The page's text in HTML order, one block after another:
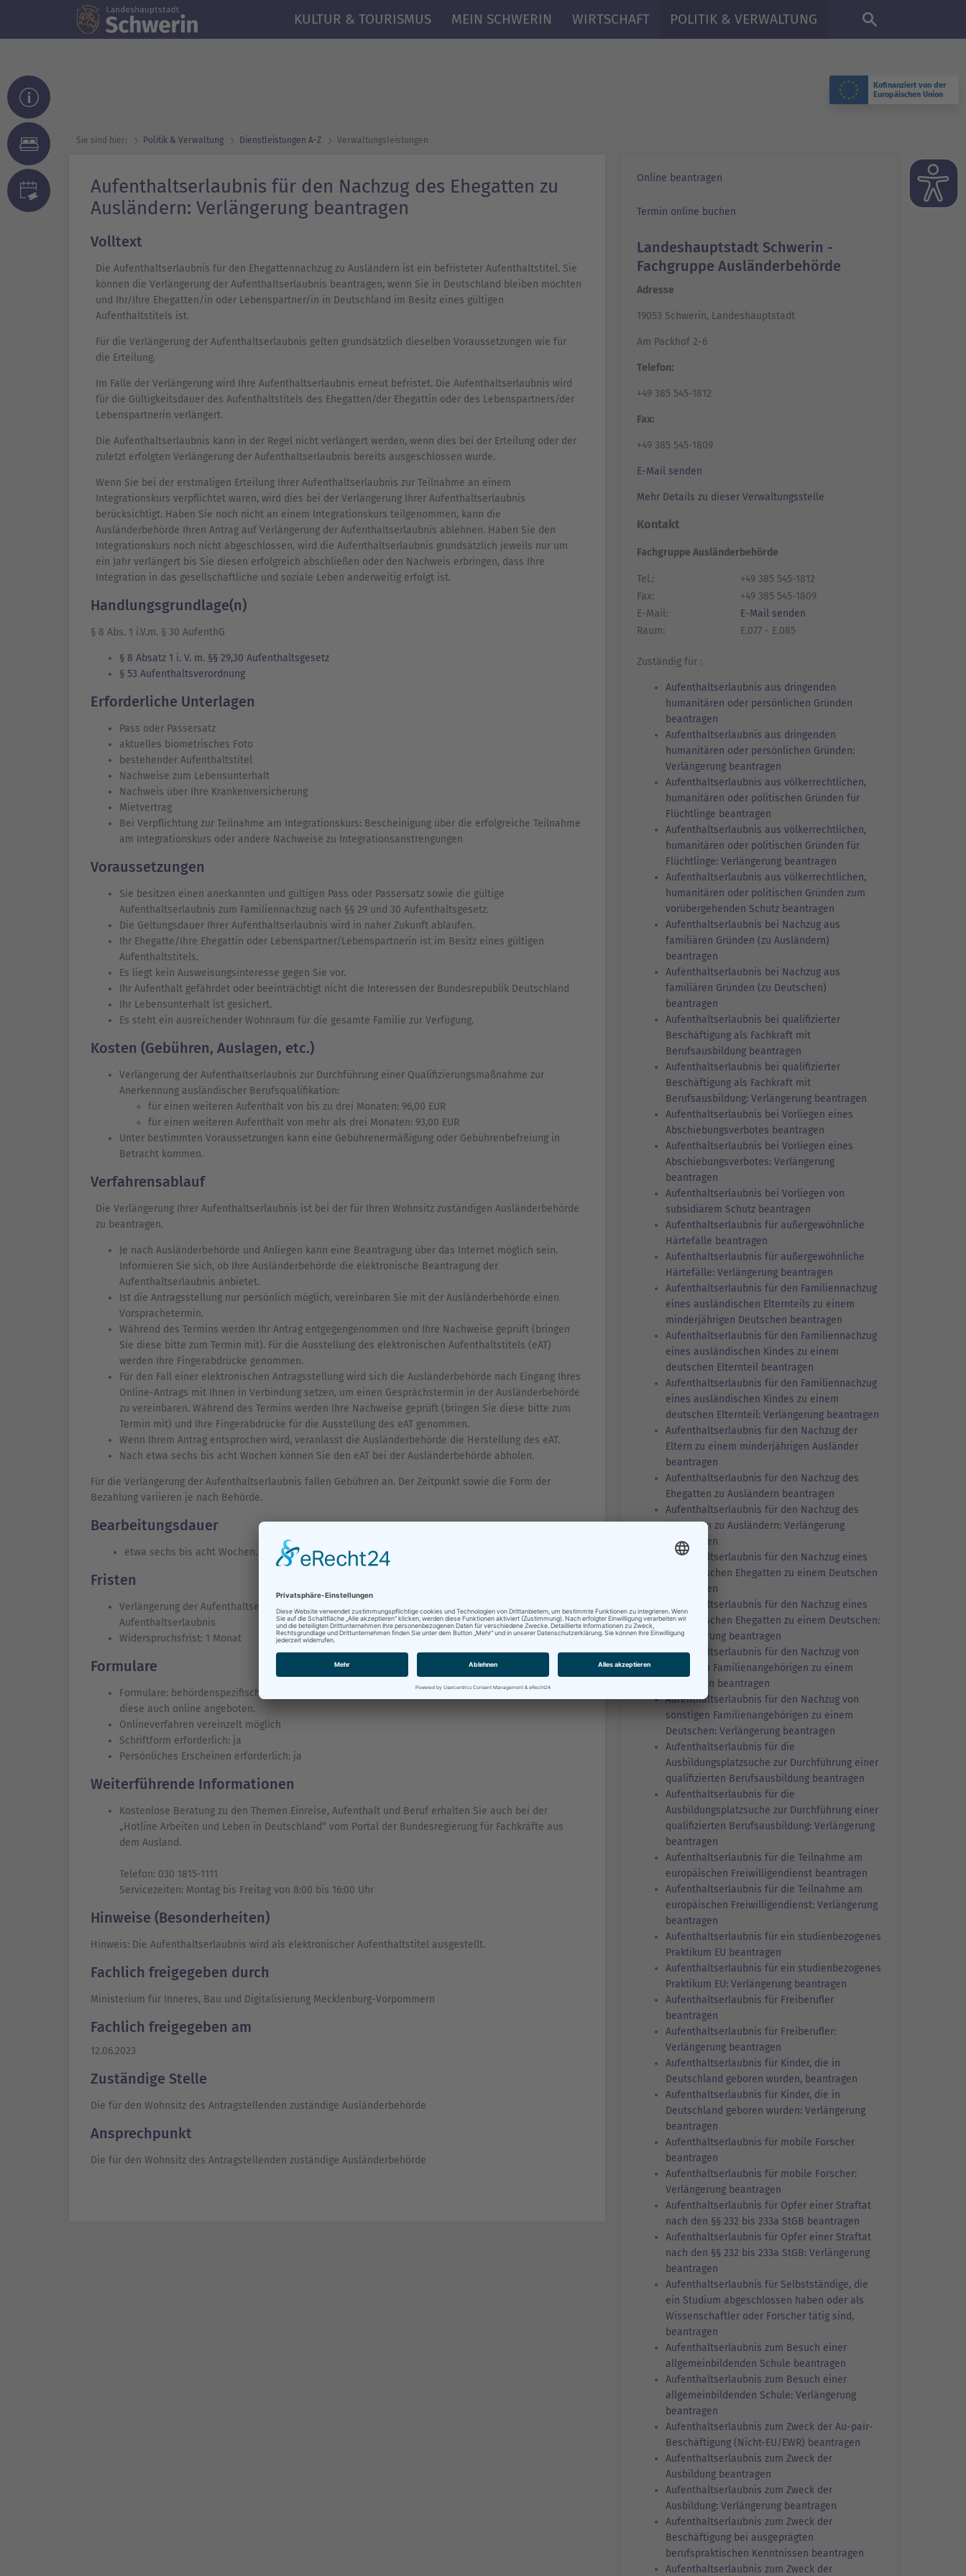
Kofinanziert von der
Europäischen Union
DE
KULTUR & TOURISMUS MEIN SCHWERIN WIRTSCHAFT POLITIK & VERWALTUNG
Sie sind hier: Politik & Verwaltung Dienst­leistungen A-Z Verwaltungsleistungen
Aufenthaltserlaubnis für den Nachzug des Ehegatten zu
Ausländern: Verlängerung beantragen
Volltext
Die Aufenthaltserlaubnis für den Ehegattennachzug zu Ausländern ist ein befristeter Aufenthaltstitel. Sie
können die Verlängerung der Aufenthaltserlaubnis beantragen, wenn Sie in Deutschland bleiben möchten
und Ihr/Ihre Ehegatten/in oder Lebenspartner/in in Deutschland im Besitz eines gültigen
Aufenthaltstitels ist.
Für die Verlängerung der Aufenthaltserlaubnis gelten grundsätzlich dieselben Voraussetzungen wie für
die Erteilung.
Im Falle der Verlängerung wird Ihre Aufenthaltserlaubnis erneut befristet. Die Aufenthaltserlaubnis wird
für die Gültigkeitsdauer des Aufenthaltstitels des Ehegatten/der Ehegattin oder des Lebenspartners/der
Lebenspartnerin verlängert.
Die Aufenthaltserlaubnis kann in der Regel nicht verlängert werden, wenn dies bei der Erteilung oder der
zuletzt erfolgten Verlängerung der Aufenthaltserlaubnis bereits ausgeschlossen wurde.
Wenn Sie bei der erstmaligen Erteilung Ihrer Aufenthaltserlaubnis zur Teilnahme an einem
Integrationskurs verpflichtet waren, wird dies bei der Verlängerung Ihrer Aufenthaltserlaubnis
berücksichtigt. Haben Sie noch nicht an einem Integrationskurs teilgenommen, kann die
Ausländerbehörde Ihren Antrag auf Verlängerung der Aufenthaltserlaubnis ablehnen. Haben Sie den
Integrationskurs noch nicht abgeschlossen, wird die Aufenthaltserlaubnis grundsätzlich jeweils nur um
ein Jahr verlängert bis Sie diesen erfolgreich abschließen oder den Nachweis erbringen, dass Ihre
Integration in das gesellschaftliche und soziale Leben anderweitig erfolgt ist.
Handlungsgrundlage(n)
§ 8 Abs. 1 i.V.m. § 30 AufenthG
§ 8 Absatz 1 i. V. m. §§ 29,30 Aufenthaltsgesetz
§ 53 Aufenthaltsverordnung
Erforderliche Unterlagen
Pass oder Passersatz
aktuelles biometrisches Foto
bestehender Aufenthaltstitel
Nachweise zum Lebensunterhalt
Nachweis über Ihre Krankenversicherung
Mietvertrag
Bei Verpflichtung zur Teilnahme am Integrationskurs: Bescheinigung über die erfolgreiche Teilnahme
am Integrationskurs oder andere Nachweise zu Integrationsanstrengungen
Voraussetzungen
Sie besitzen einen anerkannten und gültigen Pass oder Passersatz sowie die gültige
Aufenthaltserlaubnis zum Familiennachzug nach §§ 29 und 30 Aufenthaltsgesetz.
Die Geltungsdauer Ihrer Aufenthaltserlaubnis wird in naher Zukunft ablaufen.
Ihr Ehegatte/Ihre Ehegattin oder Lebenspartner/Lebenspartnerin ist im Besitz eines gültigen
Aufenthaltstitels.
Es liegt kein Ausweisungsinteresse gegen Sie vor.
Ihr Aufenthalt gefährdet oder beeinträchtigt nicht die Interessen der Bundesrepublik Deutschland
Ihr Lebensunterhalt ist gesichert.
Es steht ein ausreichender Wohnraum für die gesamte Familie zur Verfügung.
Kosten (Gebühren, Auslagen, etc.)
Verlängerung der Aufenthaltserlaubnis zur Durchführung einer Qualifizierungsmaßnahme zur
Anerkennung ausländischer Berufsqualifikation:
für einen weiteren Aufenthalt von bis zu drei Monaten: 96,00 EUR
für einen weiteren Aufenthalt von mehr als drei Monaten: 93,00 EUR
Unter bestimmten Voraussetzungen kann eine Gebührenermäßigung oder Gebührenbefreiung in
Betracht kommen.
Verfahrensablauf
Die Verlängerung Ihrer Aufenthaltserlaubnis ist bei der für Ihren Wohnsitz zuständigen Ausländerbehörde
zu beantragen.
Je nach Ausländerbehörde und Anliegen kann eine Beantragung über das Internet möglich sein.
Informieren Sie sich, ob Ihre Ausländerbehörde die elektronische Beantragung der
Aufenthaltserlaubnis anbietet.
Ist die Antragsstellung nur persönlich möglich, vereinbaren Sie mit der Ausländerbehörde einen
Vorsprachetermin.
Während des Termins werden Ihr Antrag entgegengenommen und Ihre Nachweise geprüft (bringen
Sie diese bitte zum Termin mit). Für die Ausstellung des elektronischen Aufenthaltstitels (eAT)
werden Ihre Fingerabdrücke genommen.
Für den Fall einer elektronischen Antragsstellung wird sich die Ausländerbehörde nach Eingang Ihres
Online-Antrags mit Ihnen in Verbindung setzen, um einen Gesprächstermin in der Ausländerbehörde
zu vereinbaren. Während des Termins werden Ihre Nachweise geprüft (bringen Sie diese bitte zum
Termin mit) und Ihre Fingerabdrücke für die Ausstellung des eAT genommen.
Wenn Ihrem Antrag entsprochen wird, veranlasst die Ausländerbehörde die Herstellung des eAT.
Nach etwa sechs bis acht Wochen können Sie den eAT bei der Ausländerbehörde abholen.
Für die Verlängerung der Aufenthaltserlaubnis fallen Gebühren an. Der Zeitpunkt sowie die Form der
Bezahlung variieren je nach Behörde.
Bearbeitungsdauer
etwa sechs bis acht Wochen.
Fristen
Verlängerung der Aufenthaltserlaubnis: spätestens acht Wochen vor Ablauf Ihrer noch gültigen
Aufenthaltserlaubnis
Widerspruchsfrist: 1 Monat
Formulare
Formulare: behördenspezifische Formulare erhalten Sie bei Ihrer Ausländerbehörde, ggf. werden
diese auch online angeboten.
Onlineverfahren vereinzelt möglich
Schriftform erforderlich: ja
Persönliches Erscheinen erforderlich: ja
Weiterführende Informationen
Kostenlose Beratung zu den Themen Einreise, Aufenthalt und Beruf erhalten Sie auch bei der
„Hotline Arbeiten und Leben in Deutschland“ vom Portal der Bundesregierung für Fachkräfte aus
dem Ausland.
Telefon: 030 1815-1111
Servicezeiten: Montag bis Freitag von 8:00 bis 16:00 Uhr
Hinweise (Besonderheiten)
Hinweis: Die Aufenthaltserlaubnis wird als elektronischer Aufenthaltstitel ausgestellt.
Fachlich freigegeben durch
Ministerium für Inneres, Bau und Digitalisierung Mecklenburg-Vorpommern
Fachlich freigegeben am
12.06.2023
Zuständige Stelle
Die für den Wohnsitz des Antragstellenden zuständige Ausländerbehörde
Ansprechpunkt
Die für den Wohnsitz des Antragstellenden zuständige Ausländerbehörde
Online beantragen
Termin online buchen
Landeshauptstadt Schwerin -
Fachgruppe Ausländerbehörde
Adresse
19053 Schwerin, Landeshauptstadt
Am Packhof 2-6
Telefon:
+49 385 545-1812
Fax:
+49 385 545-1809
E-Mail senden
Mehr Details zu dieser Verwaltungsstelle
Kontakt
Fachgruppe Ausländerbehörde
Tel.:
+49 385 545-1812
Fax:
+49 385 545-1809
E-Mail:
E-Mail senden
Raum:
E.077 - E.085
Zuständig für :
Aufenthaltserlaubnis aus dringenden
humanitären oder persönlichen Gründen
beantragen
Aufenthaltserlaubnis aus dringenden
humanitären oder persönlichen Gründen:
Verlängerung beantragen
Aufenthaltserlaubnis aus völkerrechtlichen,
humanitären oder politischen Gründen für
Flüchtlinge beantragen
Aufenthaltserlaubnis aus völkerrechtlichen,
humanitären oder politischen Gründen für
Flüchtlinge: Verlängerung beantragen
Aufenthaltserlaubnis aus völkerrechtlichen,
humanitären oder politischen Gründen zum
vorübergehenden Schutz beantragen
Aufenthaltserlaubnis bei Nachzug aus
familiären Gründen (zu Ausländern)
beantragen
Aufenthaltserlaubnis bei Nachzug aus
familiären Gründen (zu Deutschen)
beantragen
Aufenthaltserlaubnis bei qualifizierter
Beschäftigung als Fachkraft mit
Berufsausbildung beantragen
Aufenthaltserlaubnis bei qualifizierter
Beschäftigung als Fachkraft mit
Berufsausbildung: Verlängerung beantragen
Aufenthaltserlaubnis bei Vorliegen eines
Abschiebungsverbotes beantragen
Aufenthaltserlaubnis bei Vorliegen eines
Abschiebungsverbotes: Verlängerung
beantragen
Aufenthaltserlaubnis bei Vorliegen von
subsidiärem Schutz beantragen
Aufenthaltserlaubnis für außergewöhnliche
Härtefälle beantragen
Aufenthaltserlaubnis für außergewöhnliche
Härtefälle: Verlängerung beantragen
Aufenthaltserlaubnis für den Familiennachzug
eines ausländischen Elternteils zu einem
minderjährigen Deutschen beantragen
Aufenthaltserlaubnis für den Familiennachzug
eines ausländischen Kindes zu einem
deutschen Elternteil beantragen
Aufenthaltserlaubnis für den Familiennachzug
eines ausländischen Kindes zu einem
deutschen Elternteil: Verlängerung beantragen
Aufenthaltserlaubnis für den Nachzug der
Eltern zu einem minderjährigen Ausländer
beantragen
Aufenthaltserlaubnis für den Nachzug des
Ehegatten zu Ausländern beantragen
Aufenthaltserlaubnis für den Nachzug des
Ehegatten zu Ausländern: Verlängerung
beantragen
Aufenthaltserlaubnis für den Nachzug eines
ausländischen Ehegatten zu einem Deutschen
beantragen
Aufenthaltserlaubnis für den Nachzug eines
ausländischen Ehegatten zu einem Deutschen:
Verlängerung beantragen
Aufenthaltserlaubnis für den Nachzug von
sonstigen Familienangehörigen zu einem
Deutschen beantragen
Aufenthaltserlaubnis für den Nachzug von
sonstigen Familienangehörigen zu einem
Deutschen: Verlängerung beantragen
Aufenthaltserlaubnis für die
Ausbildungsplatzsuche zur Durchführung einer
qualifizierten Berufsausbildung beantragen
Aufenthaltserlaubnis für die
Ausbildungsplatzsuche zur Durchführung einer
qualifizierten Berufsausbildung: Verlängerung
beantragen
Aufenthaltserlaubnis für die Teilnahme am
europäischen Freiwilligendienst beantragen
Aufenthaltserlaubnis für die Teilnahme am
europäischen Freiwilligendienst: Verlängerung
beantragen
Aufenthaltserlaubnis für ein studienbezogenes
Praktikum EU beantragen
Aufenthaltserlaubnis für ein studienbezogenes
Praktikum EU: Verlängerung beantragen
Aufenthaltserlaubnis für Freiberufler
beantragen
Aufenthaltserlaubnis für Freiberufler:
Verlängerung beantragen
Aufenthaltserlaubnis für Kinder, die in
Deutschland geboren wurden, beantragen
Aufenthaltserlaubnis für Kinder, die in
Deutschland geboren wurden: Verlängerung
beantragen
Aufenthaltserlaubnis für mobile Forscher
beantragen
Aufenthaltserlaubnis für mobile Forscher:
Verlängerung beantragen
Aufenthaltserlaubnis für Opfer einer Straftat
nach den §§ 232 bis 233a StGB beantragen
Aufenthaltserlaubnis für Opfer einer Straftat
nach den §§ 232 bis 233a StGB: Verlängerung
beantragen
Aufenthaltserlaubnis für Selbstständige, die
ein Studium abgeschlossen haben oder als
Wissenschaftler oder Forscher tätig sind,
beantragen
Aufenthaltserlaubnis zum Besuch einer
allgemeinbildenden Schule beantragen
Aufenthaltserlaubnis zum Besuch einer
allgemeinbildenden Schule: Verlängerung
beantragen
Aufenthaltserlaubnis zum Zweck der Au-pair-
Beschäftigung (Nicht-EU/EWR) beantragen
Aufenthaltserlaubnis zum Zweck der
Ausbildung beantragen
Aufenthaltserlaubnis zum Zweck der
Ausbildung: Verlängerung beantragen
Aufenthaltserlaubnis zum Zweck der
Beschäftigung bei ausgeprägten
berufspraktischen Kenntnissen beantragen
Aufenthaltserlaubnis zum Zweck der